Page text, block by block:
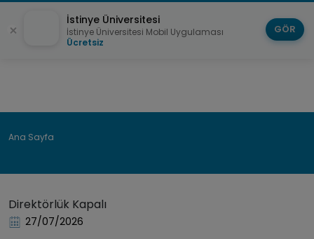
Sayfa
Ana Sayfa
Direktörlük Kapalı
27/07/2026
İstinye Üniversitesi
İstinye Üniversitesi Mobil Uygulaması
Ücretsiz
GÖR